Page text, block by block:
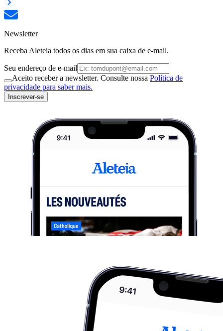
Newsletter
Receba Aleteia todos os dias em sua caixa de e-mail.
Seu endereço de e-mail
Aceito receber a newsletter. Consulte nossa Política de
privacidade para saber mais.
Inscrever-se